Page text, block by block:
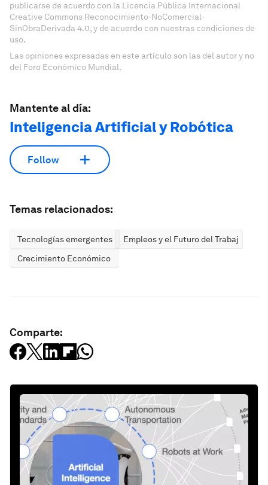
publicarse de acuerdo con la Licencia Pública Internacional
Creative Commons Reconocimiento-NoComercial-
SinObraDerivada 4.0, y de acuerdo con nuestras condiciones de
uso.
Las opiniones expresadas en este artículo son las del autor y no
del Foro Económico Mundial.
Mantente al día:
Inteligencia Artificial y Robótica
Follow
Temas relacionados:
Tecnologías emergentes
Empleos y el Futuro del Trabajo
Crecimiento Económico
Comparte: